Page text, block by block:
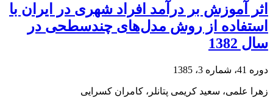
اثر آموزش بر درآمد افراد شهری در ایران با
استفاده از روش مدل‌های چندسطحی در
سال 1382
دوره 41، شماره 3، 1385
زهرا علمی، سعید کریمی پتانلر، کامران کسرایی